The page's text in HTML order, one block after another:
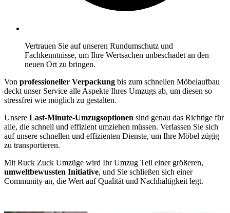
Vertrauen Sie auf unseren Rundumschutz und
Fachkenntnisse, um Ihre Wertsachen unbeschadet an den
neuen Ort zu bringen.
Von professioneller Verpackung bis zum schnellen Möbelaufbau
deckt unser Service alle Aspekte Ihres Umzugs ab, um diesen so
stressfrei wie möglich zu gestalten.
Unsere Last-Minute-Umzugsoptionen sind genau das Richtige für
alle, die schnell und effizient umziehen müssen. Verlassen Sie sich
auf unsere schnellen und effizienten Dienste, um Ihre Möbel zügig
zu transportieren.
Mit Ruck Zuck Umzüge wird Ihr Umzug Teil einer größeren,
umweltbewussten Initiative, und Sie schließen sich einer
Community an, die Wert auf Qualität und Nachhaltigkeit legt.